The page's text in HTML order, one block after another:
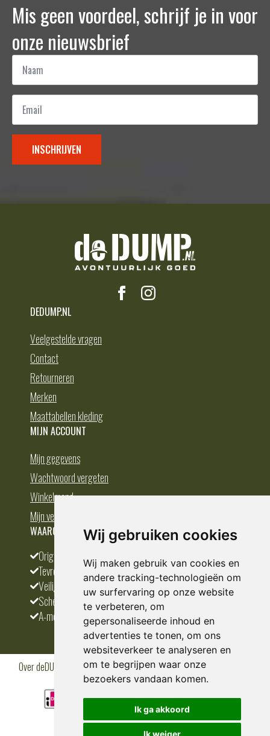
Wij gebruiken cookies
Wij maken gebruik van cookies en
andere tracking-technologieën om
uw surfervaring op onze website
te verbeteren, om
gepersonaliseerde inhoud en
advertenties te tonen, om ons
websiteverkeer te analyseren en
om te begrijpen waar onze
bezoekers vandaan komen.
Ik ga akkoord
Ik weiger
Mis geen voordeel, schrijf je in voor
onze nieuwsbrief
Naam
Email
INSCHRIJVEN
DEDUMP.NL
Veelgestelde vragen
Contact
Retourneren
Merken
Maattabellen kleding
MIJN ACCOUNT
Mijn gegevens
Wachtwoord vergeten
Winkelmand
Mijn verlanglijst
WAAROM BESTELLEN BIJ DEDUMP.NL
Origineel en divers
Tevreden klanten
Veilig betalen
Scherpste prijs
A-merken
Over deDUMP.nl Algemene voorwaardenPrivacy PolicyKlantenservice
CookiesBlogs